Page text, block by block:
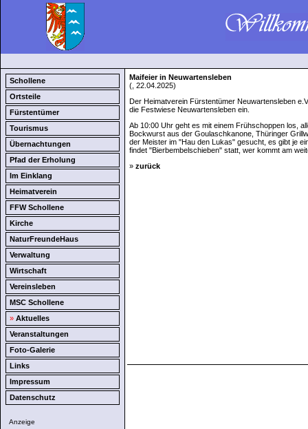
Schollene
Ortsteile
Fürstentümer
Tourismus
Übernachtungen
Pfad der Erholung
Im Einklang
Heimatverein
FFW Schollene
Kirche
NaturFreundeHaus
Verwaltung
Wirtschaft
Vereinsleben
MSC Schollene
» Aktuelles
Veranstaltungen
Foto-Galerie
Links
Impressum
Datenschutz
Anzeige
Maifeier in Neuwartensleben
(, 22.04.2025)
Der Heimatverein Fürstentümer Neuwartensleben
die Festwiese Neuwartensleben ein.
Ab 10:00 Uhr geht es mit einem Frühschoppen los,
Bockwurst aus der Goulaschkanone, Thüringer
der Meister im "Hau den Lukas" gesucht, es gibt je
findet "Bierbembelschieben" statt, wer kommt am
» zurück